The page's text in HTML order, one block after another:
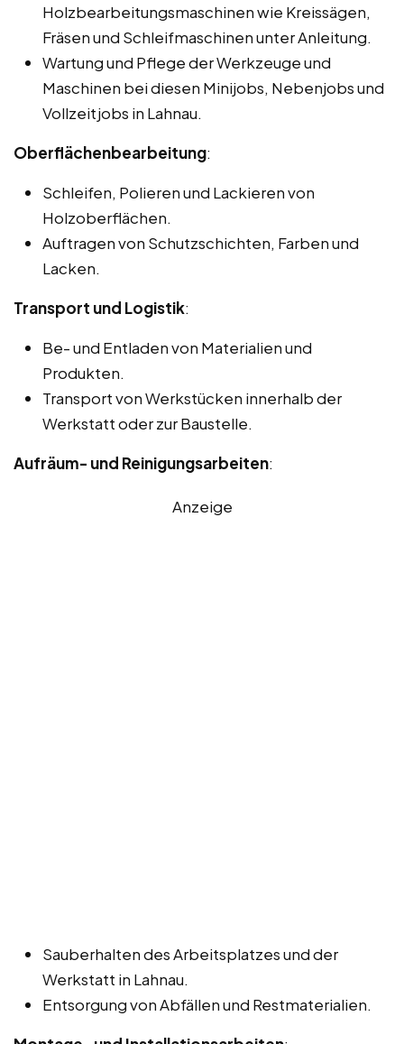
Holzbearbeitungsmaschinen wie Kreissägen,
Fräsen und Schleifmaschinen unter Anleitung.
Wartung und Pflege der Werkzeuge und
Maschinen bei diesen Minijobs, Nebenjobs und
Vollzeitjobs in Lahnau.
Oberflächenbearbeitung:
Schleifen, Polieren und Lackieren von
Holzoberflächen.
Auftragen von Schutzschichten, Farben und
Lacken.
Transport und Logistik:
Be- und Entladen von Materialien und
Produkten.
Transport von Werkstücken innerhalb der
Werkstatt oder zur Baustelle.
Aufräum- und Reinigungsarbeiten:
Anzeige
Sauberhalten des Arbeitsplatzes und der
Werkstatt in Lahnau.
Entsorgung von Abfällen und Restmaterialien.